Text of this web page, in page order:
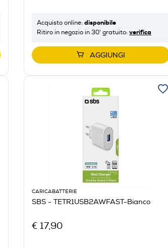
Acquisto online: disponibile
Ritiro in negozio in 30' gratuito: verifica
AGGIUNGI
CARICABATTERIE
SBS - TETR1USB2AWFAST-Bianco
€ 17,90